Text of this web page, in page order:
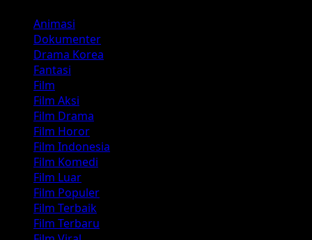
Animasi
Dokumenter
Drama Korea
Fantasi
Film
Film Aksi
Film Drama
Film Horor
Film Indonesia
Film Komedi
Film Luar
Film Populer
Film Terbaik
Film Terbaru